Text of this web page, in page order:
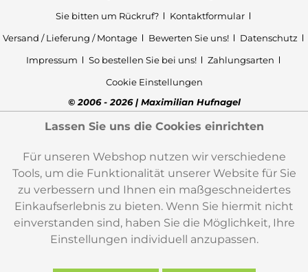
Sie bitten um Rückruf?
Kontaktformular
Versand / Lieferung / Montage
Bewerten Sie uns!
Datenschutz
Impressum
So bestellen Sie bei uns!
Zahlungsarten
Cookie Einstellungen
© 2006 - 2026 | Maximilian Hufnagel
Lassen Sie uns die Cookies einrichten
Für unseren Webshop nutzen wir verschiedene
Tools, um die Funktionalität unserer Website für Sie
zu verbessern und Ihnen ein maßgeschneidertes
Einkaufserlebnis zu bieten. Wenn Sie hiermit nicht
einverstanden sind, haben Sie die Möglichkeit, Ihre
Einstellungen individuell anzupassen.